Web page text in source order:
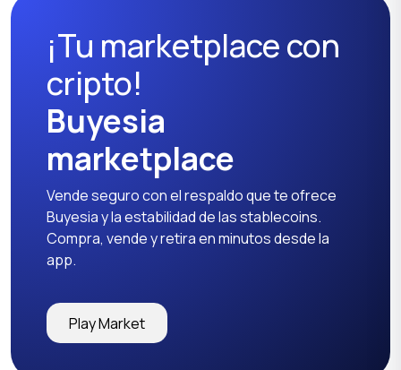
Entrenadores y fitness
Otros
¡Tu marketplace con
cripto!
Buyesia
marketplace
Vende seguro con el respaldo que te ofrece
Buyesia y la estabilidad de las stablecoins.
Compra, vende y retira en minutos desde la
app.
Play Market